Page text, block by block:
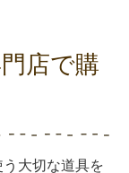
店で購
大切な道具を